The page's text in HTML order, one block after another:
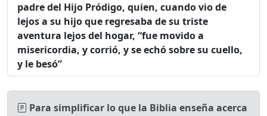
padre del Hijo Pródigo, quien, cuando vio de
lejos a su hijo que regresaba de su triste
aventura lejos del hogar, “fue movido a
misericordia, y corrió, y se echó sobre su cuello,
y le besó”
Para simplificar lo que la Biblia enseña acerca